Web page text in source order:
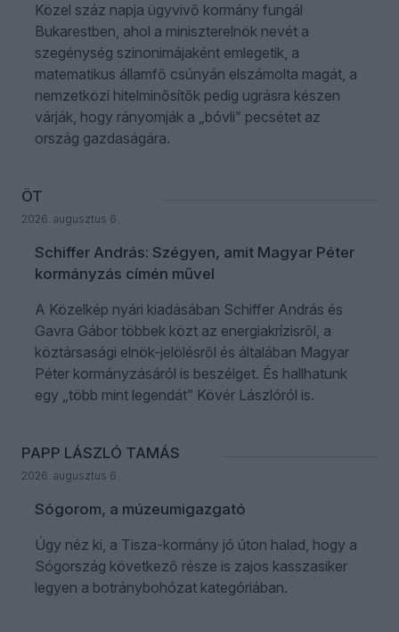
Közel száz napja ügyvivő kormány fungál
Bukarestben, ahol a miniszterelnök nevét a
szegénység szinonimájaként emlegetik, a
matematikus államfő csúnyán elszámolta magát, a
nemzetközi hitelminősítők pedig ugrásra készen
várják, hogy rányomják a „bóvli” pecsétet az
ország gazdaságára.
ÖT
2026. augusztus 6.
Schiffer András: Szégyen, amit Magyar Péter
kormányzás címén művel
A Közelkép nyári kiadásában Schiffer András és
Gavra Gábor többek közt az energiakrízisről, a
köztársasági elnök-jelölésről és általában Magyar
Péter kormányzásáról is beszélget. És hallhatunk
egy „több mint legendát” Kövér Lászlóról is.
PAPP LÁSZLÓ TAMÁS
2026. augusztus 6.
Sógorom, a múzeumigazgató
Úgy néz ki, a Tisza-kormány jó úton halad, hogy a
Sógország következő része is zajos kasszasiker
legyen a botránybohózat kategóriában.